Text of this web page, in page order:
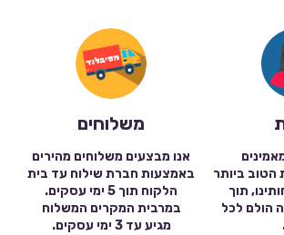
ביותר
תוך
הולם לכל
משלוחים
אנו מבצעים משלוחים מהירים
באמצעות חברת שילוח עד בית
הלקוח תוך 5 ימי עסקים.
במרבית המקרים המשלוח
מגיע עד 3 ימי עסקים.